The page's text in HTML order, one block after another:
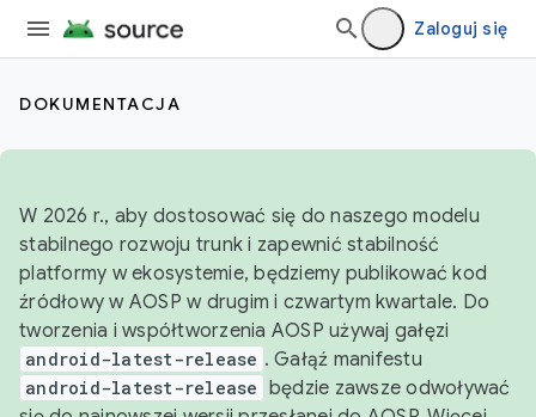
Zaloguj się
DOKUMENTACJA
W 2026 r., aby dostosować się do naszego modelu
stabilnego rozwoju trunk i zapewnić stabilność
platformy w ekosystemie, będziemy publikować kod
źródłowy w AOSP w drugim i czwartym kwartale. Do
tworzenia i współtworzenia AOSP używaj gałęzi
android-latest-release . Gałąź manifestu
android-latest-release będzie zawsze odwoływać